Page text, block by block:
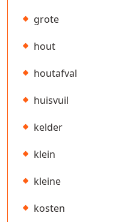
grote
hout
houtafval
huisvuil
kelder
klein
kleine
kosten